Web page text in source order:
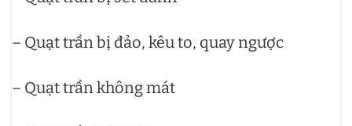
– Quạt trần bị đảo, kêu to, quay ngược
– Quạt trần không mát